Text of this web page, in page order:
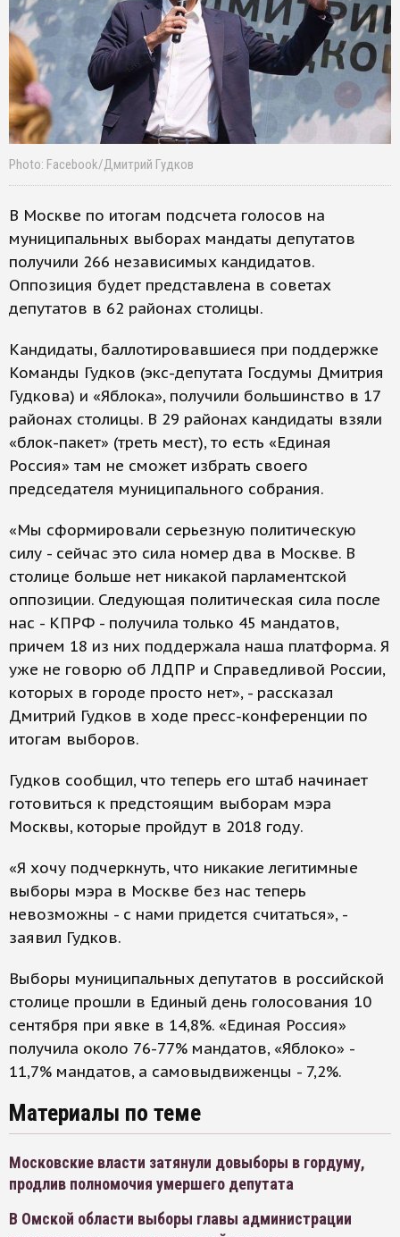
Photo: Facebook/Дмитрий Гудков
В Москве по итогам подсчета голосов на
муниципальных выборах мандаты депутатов
получили 266 независимых кандидатов.
Оппозиция будет представлена в советах
депутатов в 62 районах столицы.
Кандидаты, баллотировавшиеся при поддержке
Команды Гудков (экс-депутата Госдумы Дмитрия
Гудкова) и «Яблока», получили большинство в 17
районах столицы. В 29 районах кандидаты взяли
«блок-пакет» (треть мест), то есть «Единая
Россия» там не сможет избрать своего
председателя муниципального собрания.
«Мы сформировали серьезную политическую
силу - сейчас это сила номер два в Москве. В
столице больше нет никакой парламентской
оппозиции. Следующая политическая сила после
нас - КПРФ - получила только 45 мандатов,
причем 18 из них поддержала наша платформа. Я
уже не говорю об ЛДПР и Справедливой России,
которых в городе просто нет», - рассказал
Дмитрий Гудков в ходе пресс-конференции по
итогам выборов.
Гудков сообщил, что теперь его штаб начинает
готовиться к предстоящим выборам мэра
Москвы, которые пройдут в 2018 году.
«Я хочу подчеркнуть, что никакие легитимные
выборы мэра в Москве без нас теперь
невозможны - с нами придется считаться», -
заявил Гудков.
Выборы муниципальных депутатов в российской
столице прошли в Единый день голосования 10
сентября при явке в 14,8%. «Единая Россия»
получила около 76-77% мандатов, «Яблоко» -
11,7% мандатов, а самовыдвиженцы - 7,2%.
Материалы по теме
Московские власти затянули довыборы в гордуму,
продлив полномочия умершего депутата
В Омской области выборы главы администрации